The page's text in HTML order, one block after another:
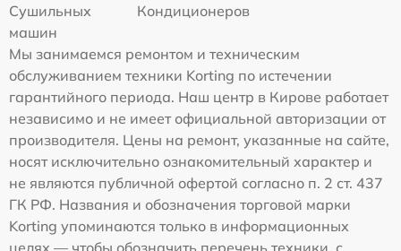
Сушильных
машин
Кондиционеров
Мы занимаемся ремонтом и техническим
обслуживанием техники Korting по истечении
гарантийного периода. Наш центр в Кирове работает
независимо и не имеет официальной авторизации от
производителя. Цены на ремонт, указанные на сайте,
носят исключительно ознакомительный характер и
не являются публичной офертой согласно п. 2 ст. 437
ГК РФ. Названия и обозначения торговой марки
Korting упоминаются только в информационных
целях — чтобы обозначить перечень техники, с